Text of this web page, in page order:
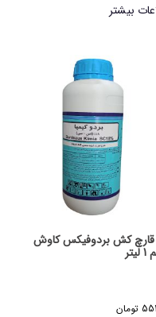
بیشتر
کش بردوفیکس کاوش
تومان